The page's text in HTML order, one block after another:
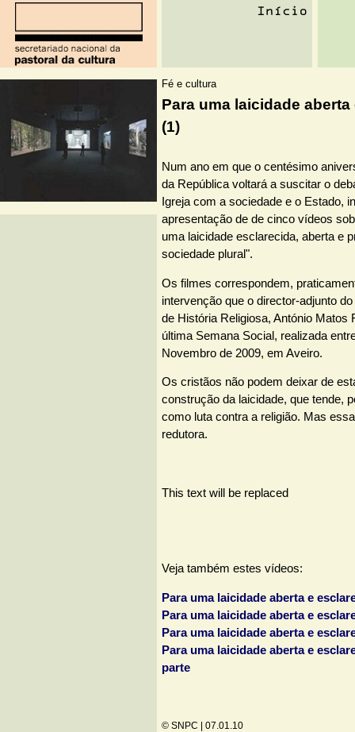
Fé e cultura
Para uma laicidade
(1)
Num ano em que o centésimo
da República voltará a suscitar o
Igreja com a sociedade e o Estado,
apresentação de de cinco vídeos
uma laicidade esclarecida, aberta e
sociedade plural".
Os filmes correspondem,
intervenção que o director-adjunto
de História Religiosa, António Matos
última Semana Social, realizada
Novembro de 2009, em Aveiro.
Os cristãos não podem deixar de
construção da laicidade, que tende,
como luta contra a religião. Mas
redutora.
This text will be replaced
Veja também estes vídeos:
Para uma laicidade aberta e
Para uma laicidade aberta e
Para uma laicidade aberta e
Para uma laicidade aberta e
parte
© SNPC | 07.01.10